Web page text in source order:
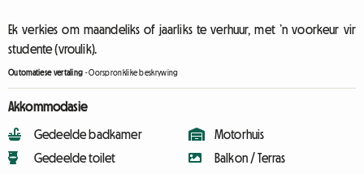
Ek verkies om maandeliks of jaarliks te verhuur, met ’n voorkeur vir
studente (vroulik).
Outomatiese vertaling -Oorspronklike beskrywing
Akkommodasie
Gedeelde badkamer
Gedeelde toilet
Motorhuis
Balkon / Terras